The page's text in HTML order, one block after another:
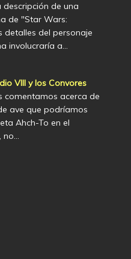
descripción de una
de "Star Wars:
detalles del personaje
involucraría a…
VIII y los Convores
comentamos acerca de
ave que podríamos
Ahch-To en el
no…